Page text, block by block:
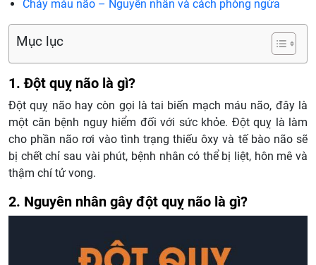
Chảy máu não – Nguyên nhân và cách phòng ngừa
Mục lục
1. Đột quỵ não là gì?
Đột quỵ não hay còn gọi là tai biến mạch máu não, đây là
một căn bệnh nguy hiểm đối với sức khỏe. Đột quỵ là làm
cho phần não rơi vào tình trạng thiếu ôxy và tế bào não sẽ
bị chết chỉ sau vài phút, bệnh nhân có thể bị liệt, hôn mê và
thậm chí tử vong.
2. Nguyên nhân gây đột quỵ não là gì?